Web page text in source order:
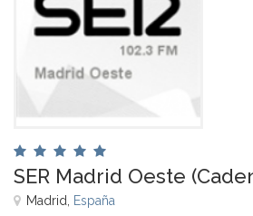
SER Madrid Oeste
Madrid, España